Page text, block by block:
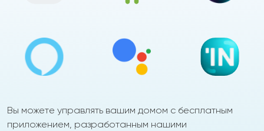
Вы можете управлять вашим домом с бесплатным
приложением, разработанным нашими